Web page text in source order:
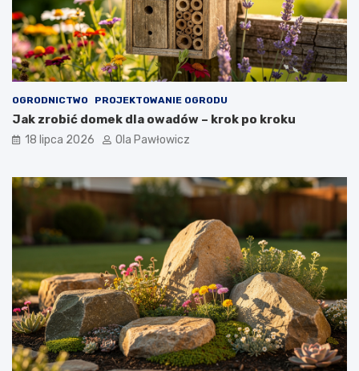
OGRODNICTWO PROJEKTOWANIE OGRODU
Jak zrobić domek dla owadów – krok po kroku
18 lipca 2026 Ola Pawłowicz